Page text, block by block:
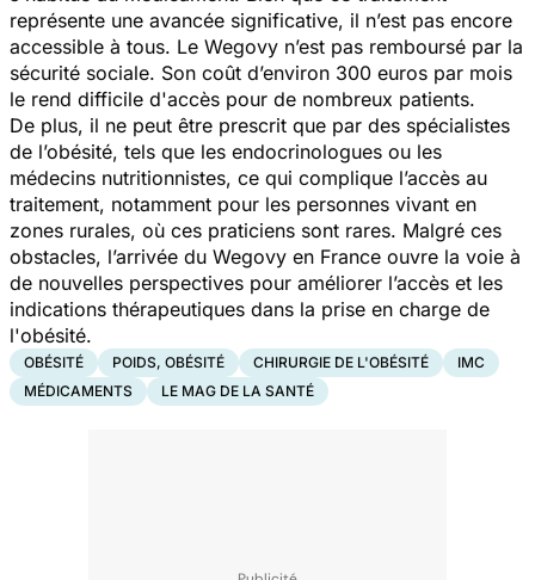
représente une avancée significative, il n’est pas encore
accessible à tous. Le Wegovy n’est pas remboursé par la
sécurité sociale. Son coût d’environ 300 euros par mois
le rend difficile d'accès pour de nombreux patients.
De plus, il ne peut être prescrit que par des spécialistes
de l’obésité, tels que les endocrinologues ou les
médecins nutritionnistes, ce qui complique l’accès au
traitement, notamment pour les personnes vivant en
zones rurales, où ces praticiens sont rares. Malgré ces
obstacles, l’arrivée du Wegovy en France ouvre la voie à
de nouvelles perspectives pour améliorer l’accès et les
indications thérapeutiques dans la prise en charge de
l'obésité.
OBÉSITÉ POIDS, OBÉSITÉ CHIRURGIE DE L'OBÉSITÉ
IMC
MÉDICAMENTS
LE MAG DE LA SANTÉ